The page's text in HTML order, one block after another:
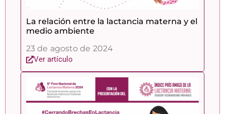
La relación entre la lactancia materna y el
medio ambiente
23 de agosto de 2024
Ver artículo